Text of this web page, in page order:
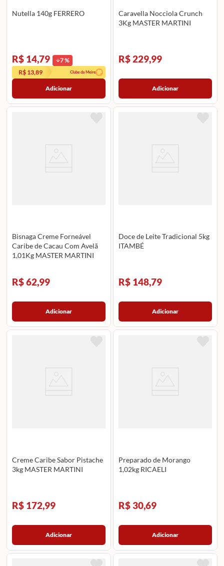
Nutella 140g FERRERO
R$ 14,79 7%
R$ 13,89
Clube da Meire
Adicionar
Caravella Nocciola Crunch
3Kg MASTER MARTINI
R$ 229,99
Adicionar
Bisnaga Creme Forneável
Caribe de Cacau Com Avelã
1,01Kg MASTER MARTINI
R$ 62,99
Adicionar
Doce de Leite Tradicional 5kg
ITAMBÉ
R$ 148,79
Adicionar
Creme Caribe Sabor Pistache
3kg MASTER MARTINI
R$ 172,99
Adicionar
Preparado de Morango
1,02kg RICAELI
R$ 30,69
Adicionar